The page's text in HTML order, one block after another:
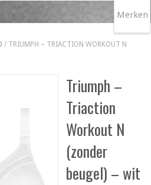
/ TRIUMPH – TRIACTION WORKOUT N
Triumph –
Triaction
Workout N
(zonder
beugel) – wit
Merken